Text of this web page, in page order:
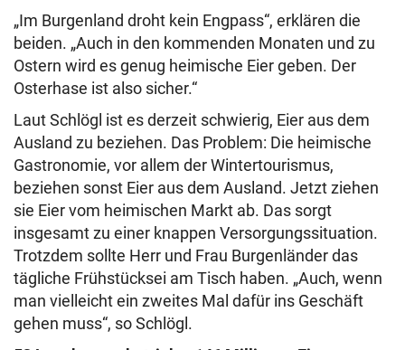
„Im Burgenland droht kein Engpass“, erklären die
beiden. „Auch in den kommenden Monaten und zu
Ostern wird es genug heimische Eier geben. Der
Osterhase ist also sicher.“
Laut Schlögl ist es derzeit schwierig, Eier aus dem
Ausland zu beziehen. Das Problem: Die heimische
Gastronomie, vor allem der Wintertourismus,
beziehen sonst Eier aus dem Ausland. Jetzt ziehen
sie Eier vom heimischen Markt ab. Das sorgt
insgesamt zu einer knappen Versorgungssituation.
Trotzdem sollte Herr und Frau Burgenländer das
tägliche Frühstücksei am Tisch haben. „Auch, wenn
man vielleicht ein zweites Mal dafür ins Geschäft
gehen muss“, so Schlögl.